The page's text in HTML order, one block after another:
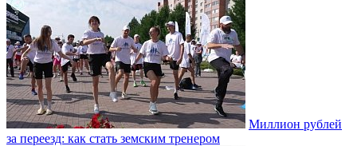
Миллион рублей
за переезд: как стать земским тренером